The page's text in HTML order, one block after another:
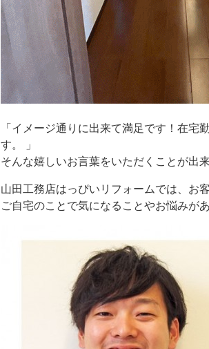
「イメージ通りに出来て満足です！在
す。 」
そんな嬉しいお言葉をいただくことが出来
山田工務店はっぴいリフォームでは、お
ご自宅のことで気になることやお悩みが